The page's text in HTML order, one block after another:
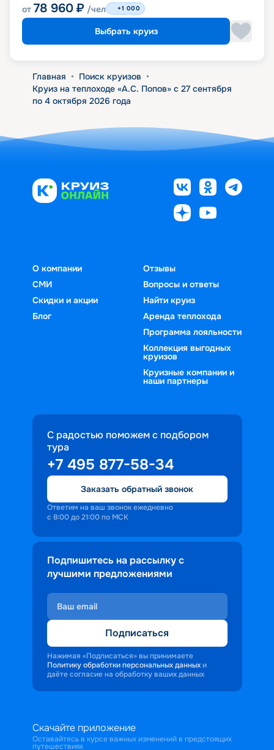
от 78 960 ₽ /чел +1 000
Выбрать круиз
Главная • Поиск круизов •
Круиз на теплоходе «А.С. Попов» с 27 сентября
по 4 октября 2026 года
О компании
СМИ
Скидки и акции
Блог
Отзывы
Вопросы и ответы
Найти круиз
Аренда теплохода
Программа лояльности
Коллекция выгодных
круизов
Круизные компании и
наши партнеры
С радостью поможем с подбором
тура
+7 495 877-58-34
Заказать обратный звонок
Ответим на ваш звонок ежедневно
с 8:00 до 21:00 по МСК
Подпишитесь на рассылку с
лучшими предложениями
Подписаться
Нажимая «Подписаться» вы принимаете
Политику обработки персональных данных и
даёте согласие на обработку ваших данных
Скачайте приложение
Оставайтесь в курсе важных изменений в предстоящих
путешествиях